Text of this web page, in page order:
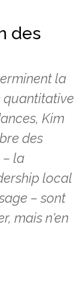
des
la
quantitative
Kim
des
– la
local
– sont
mais n'en